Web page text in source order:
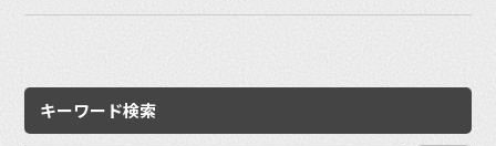
キーワード検索